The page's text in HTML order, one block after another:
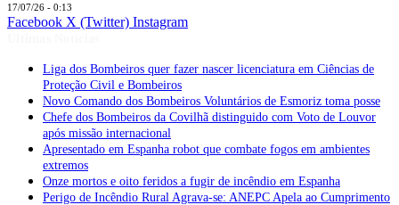
17/07/26 - 0:13
Facebook X (Twitter) Instagram
Liga dos Bombeiros quer fazer nascer licenciatura em Ciências de
Proteção Civil e Bombeiros
Novo Comando dos Bombeiros Voluntários de Esmoriz toma posse
Chefe dos Bombeiros da Covilhã distinguido com Voto de Louvor
após missão internacional
Apresentado em Espanha robot que combate fogos em ambientes
extremos
Onze mortos e oito feridos a fugir de incêndio em Espanha
Perigo de Incêndio Rural Agrava-se: ANEPC Apela ao Cumprimento